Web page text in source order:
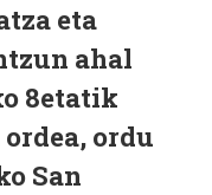
eta
ahal
8etatik
ordu
San